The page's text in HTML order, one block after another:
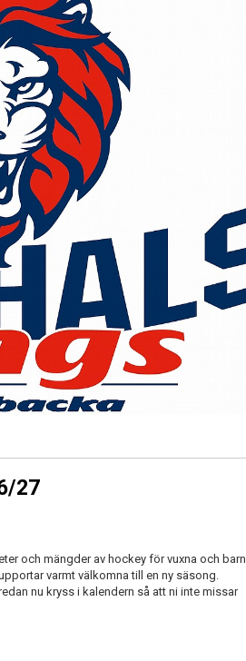
27
och mängder av hockey för vuxna och barn.
varmt välkomna till en ny säsong.
nu kryss i kalendern så att ni inte missar